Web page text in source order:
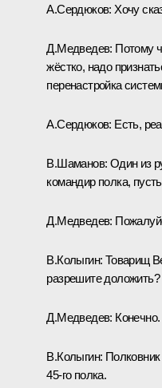
А.Сердюков: Хочу
Д.Медведев: Потому
жёстко, надо
перенастройка
А.Сердюков: Есть,
В.Шаманов: Один из
командир полка,
Д.Медведев:
В.Колыгин: Товарищ
разрешите доложить?
Д.Медведев:
В.Колыгин:
45-го полка.